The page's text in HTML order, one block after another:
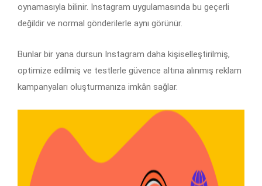
oynamasıyla bilinir. Instagram uygulamasında bu geçerli
değildir ve normal gönderilerle aynı görünür.
Bunlar bir yana dursun Instagram daha kişiselleştirilmiş,
optimize edilmiş ve testlerle güvence altına alınmış reklam
kampanyaları oluşturmanıza imkân sağlar.